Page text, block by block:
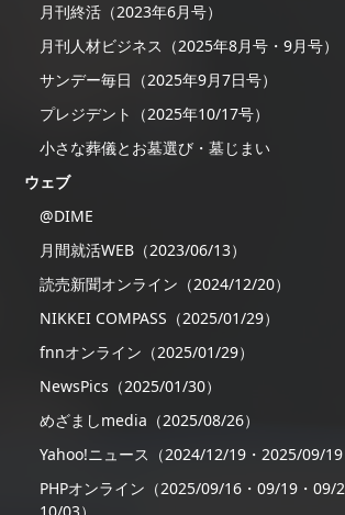
月刊終活（2023年6月号）
月刊人材ビジネス（2025年8月号・9月号）
サンデー毎日（2025年9月7日号）
プレジデント（2025年10/17号）
小さな葬儀とお墓選び・墓じまい
ウェブ
@DIME
月間就活WEB（2023/06/13）
読売新聞オンライン（2024/12/20）
NIKKEI COMPASS（2025/01/29）
fnnオンライン（2025/01/29）
NewsPics（2025/01/30）
めざましmedia（2025/08/26）
Yahoo!ニュース（2024/12/19・2025/09/19
PHPオンライン（2025/09/16・09/19・09/